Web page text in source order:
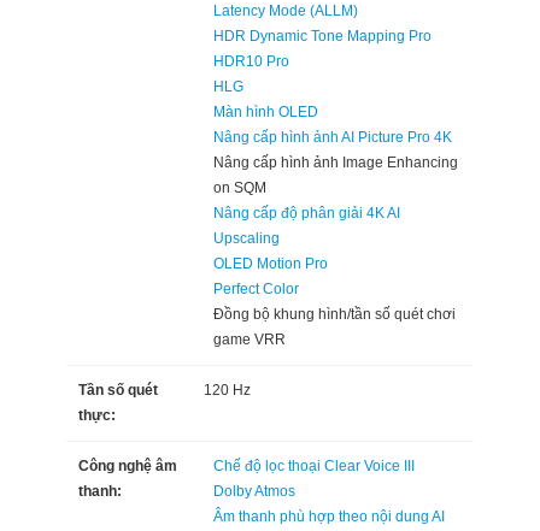
Latency Mode (ALLM)
HDR Dynamic Tone Mapping Pro
HDR10 Pro
HLG
Màn hình OLED
Nâng cấp hình ảnh AI Picture Pro 4K
Nâng cấp hình ảnh Image Enhancing
on SQM
Nâng cấp độ phân giải 4K AI
Upscaling
OLED Motion Pro
Perfect Color
Đồng bộ khung hình/tần số quét chơi
game VRR
Tần số quét
thực:
120 Hz
Công nghệ âm
thanh:
Chế độ lọc thoại Clear Voice III
Dolby Atmos
Âm thanh phù hợp theo nội dung AI